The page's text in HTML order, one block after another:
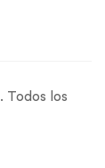
. Todos los